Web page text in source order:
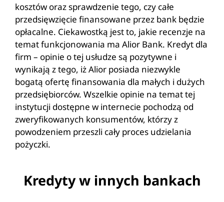
kosztów oraz sprawdzenie tego, czy całe
przedsięwzięcie finansowane przez bank będzie
opłacalne. Ciekawostką jest to, jakie recenzje na
temat funkcjonowania ma Alior Bank. Kredyt dla
firm – opinie o tej usłudze są pozytywne i
wynikają z tego, iż Alior posiada niezwykle
bogatą ofertę finansowania dla małych i dużych
przedsiębiorców. Wszelkie opinie na temat tej
instytucji dostępne w internecie pochodzą od
zweryfikowanych konsumentów, którzy z
powodzeniem przeszli cały proces udzielania
pożyczki.
Kredyty w innych bankach